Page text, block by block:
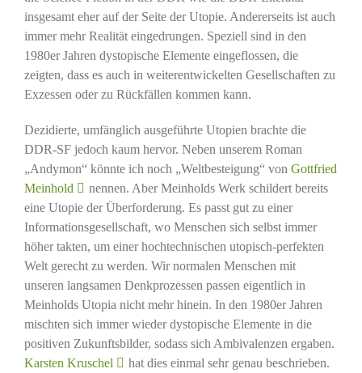
insgesamt eher auf der Seite der Utopie. Andererseits ist auch
immer mehr Realität eingedrungen. Speziell sind in den
1980er Jahren dystopische Elemente eingeflossen, die
zeigten, dass es auch in weiterentwickelten Gesellschaften zu
Exzessen oder zu Rückfällen kommen kann.
Dezidierte, umfänglich ausgeführte Utopien brachte die
DDR-SF jedoch kaum hervor. Neben unserem Roman
„Andymon“ könnte ich noch „Weltbesteigung“ von Gottfried
Meinhold
nennen. Aber Meinholds Werk schildert bereits
eine Utopie der Überforderung. Es passt gut zu einer
Informationsgesellschaft, wo Menschen sich selbst immer
höher takten, um einer hochtechnischen utopisch-perfekten
Welt gerecht zu werden. Wir normalen Menschen mit
unseren langsamen Denkprozessen passen eigentlich in
Meinholds Utopia nicht mehr hinein. In den 1980er Jahren
mischten sich immer wieder dystopische Elemente in die
positiven Zukunftsbilder, sodass sich Ambivalenzen ergaben.
Karsten Kruschel
hat dies einmal sehr genau beschrieben.